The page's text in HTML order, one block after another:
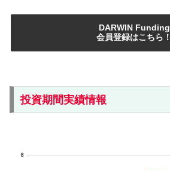
DARWIN Funding
会員登録はこちら！
投資期間実績情報